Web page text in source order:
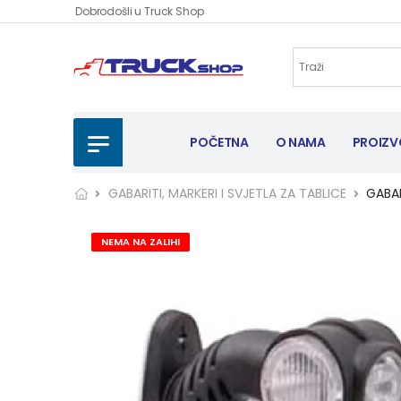
Dobrodošli u Truck Shop
POČETNA O NAMA
GABARITI, MARKERI I SVJETLA ZA TABLICE
NEMA NA ZALIHI